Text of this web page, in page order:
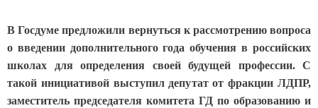
В Госдуме предложили вернуться к рассмотрению вопроса
о введении дополнительного года обучения в российских
школах для определения своей будущей профессии. С
такой инициативой выступил депутат от фракции ЛДПР,
заместитель председателя комитета ГД по образованию и